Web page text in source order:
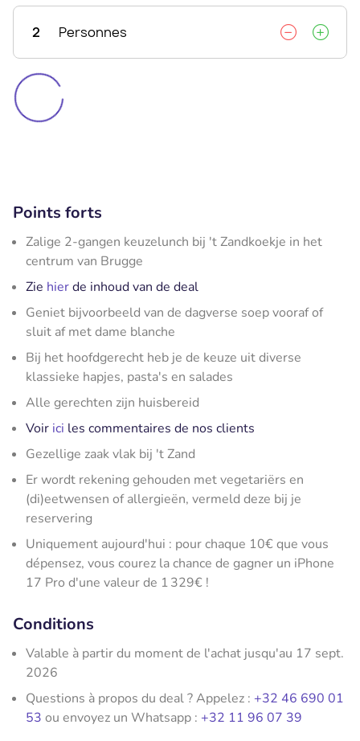
2 Personnes
Points forts
Zalige 2-gangen keuzelunch bij 't Zandkoekje in het
centrum van Brugge
Zie hierde inhoud van de deal
Geniet bijvoorbeeld van de dagverse soep vooraf of
sluit af met dame blanche
Bij het hoofdgerecht heb je de keuze uit diverse
klassieke hapjes, pasta's en salades
Alle gerechten zijn huisbereid
Voir ici les commentaires de nos clients
Gezellige zaak vlak bij 't Zand
Er wordt rekening gehouden met vegetariërs en
(di)eetwensen of allergieën, vermeld deze bij je
reservering
Uniquement aujourd'hui : pour chaque 10€ que vous
dépensez, vous courez la chance de gagner un iPhone
17 Pro d'une valeur de 1 329€ !
Conditions
Valable à partir du moment de l'achat jusqu'au 17 sept.
2026
Questions à propos du deal ? Appelez : +32 46 690 01
53 ou envoyez un Whatsapp : +32 11 96 07 39